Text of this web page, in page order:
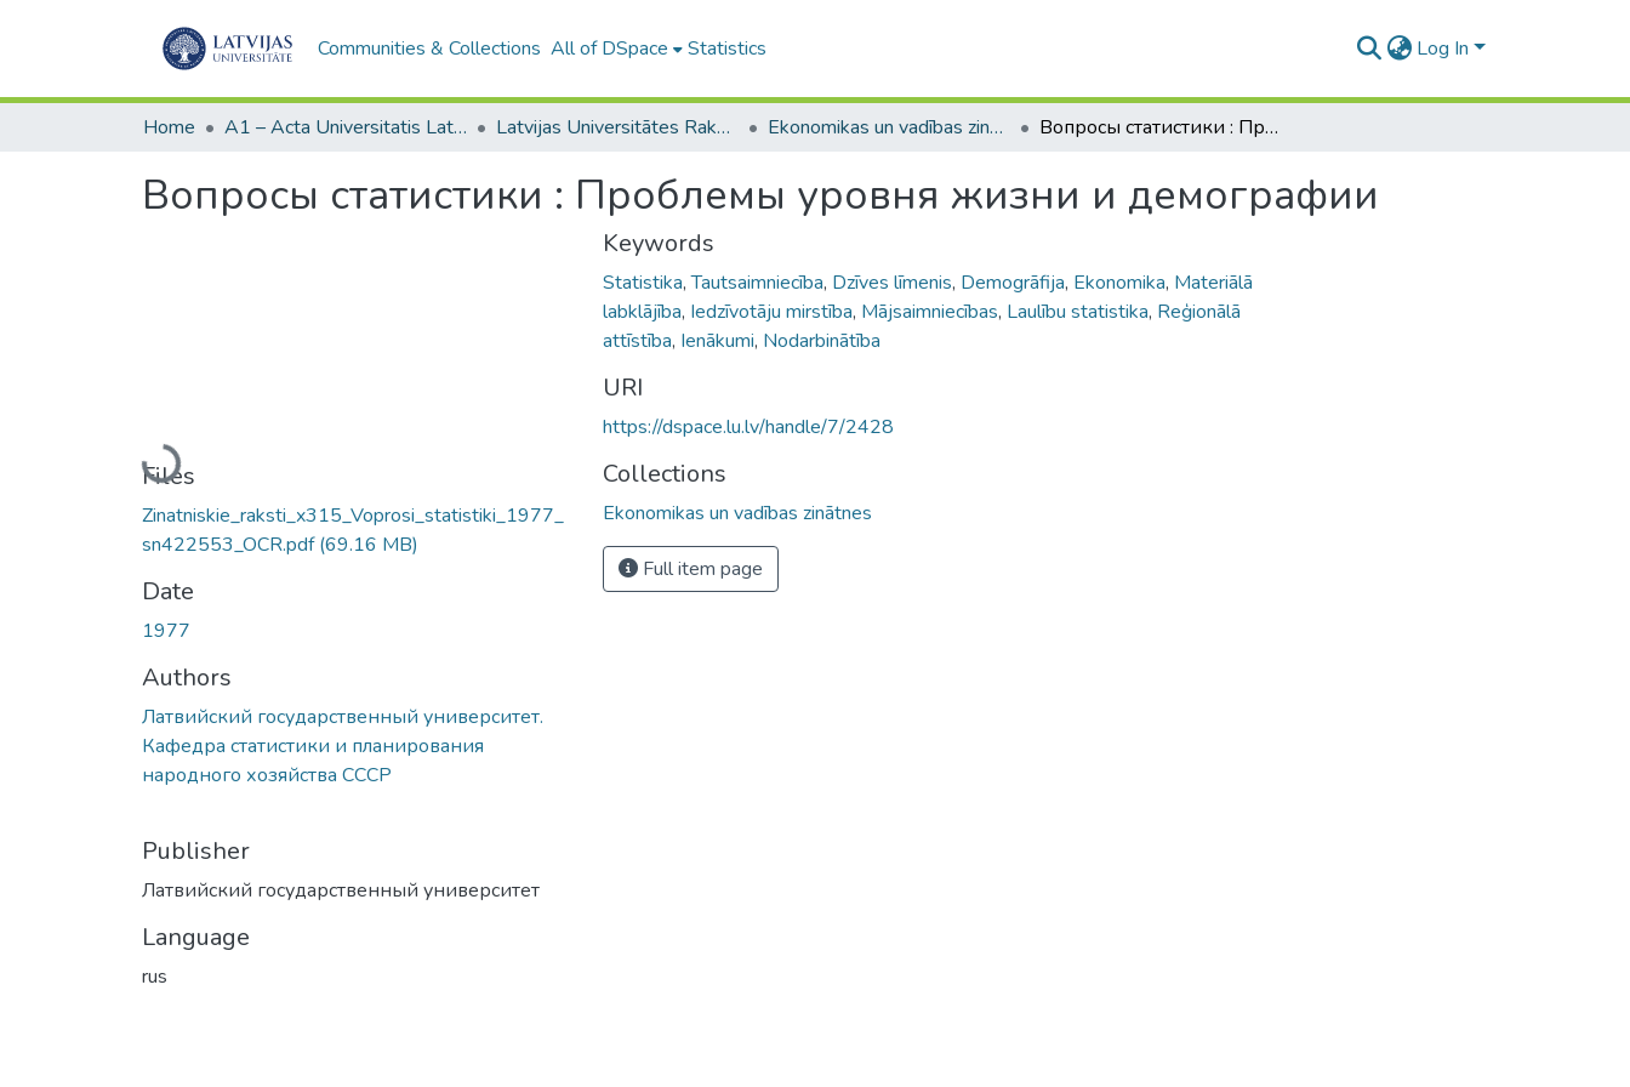
Communities & Collections All of DSpace Statistics Log In
Home A1 – Acta Universitatis Latviensis / Universitātes raksti / Scientific papers Latvijas Universitātes Raksti (1949– ) Ekonomikas un vadības zinātnes Вопросы статистики : Проблемы уровня жизни и демографии
Вопросы статистики : Проблемы уровня жизни и демографии
Loading...
Files
Zinatniskie_raksti_x315_Voprosi_statistiki_1977_
sn422553_OCR.pdf(69.16 MB)
Date
1977
Authors
Латвийский государственный университет.
Кафедра статистики и планирования
народного хозяйства СССР
Publisher
Латвийский государственный университет
Language
rus
Keywords
Statistika,Tautsaimniecība, Dzīves līmenis, Demogrāfija, Ekonomika, Materiālā
labklājība, Iedzīvotāju mirstība, Mājsaimniecības, Laulību statistika, Reģionālā
attīstība, Ienākumi, Nodarbinātība
URI
https://dspace.lu.lv/handle/7/2428
Collections
Ekonomikas un vadības zinātnes
Full item page